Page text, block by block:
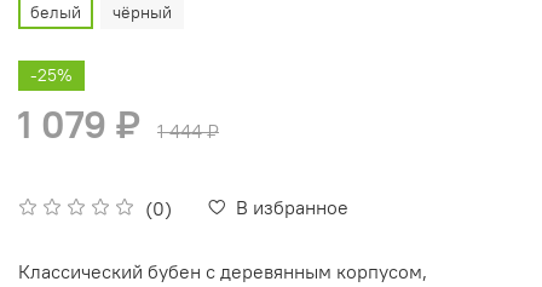
(0) В избранное
белый чёрный
-25%
1 079 ₽ 1 444 ₽
Классический бубен с деревянным корпусом,